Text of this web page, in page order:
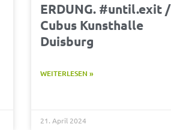
ERDUNG. #until.exit /
Cubus Kunsthalle
Duisburg
WEITERLESEN »
21. April 2024